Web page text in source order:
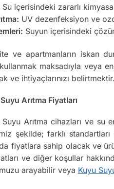
Su içerisindeki zararlı
UV dezenfeksiyon ve
Suyun içerisindeki
ve apartmanların iskan
maksadıyla veya
ve ihtiyaçlarınızı
Arıtma Fiyatları
Arıtma cihazları ve su
şekilde; farklı
fiyatlara sahip olacak ve
ve diğer koşullar
arayabilir veya Kuyu